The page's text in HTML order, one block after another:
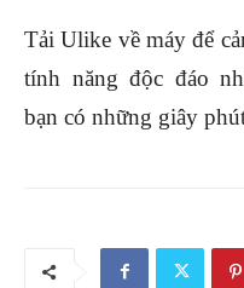
Tải Ulike về máy để
tính năng độc đáo
bạn có những giây